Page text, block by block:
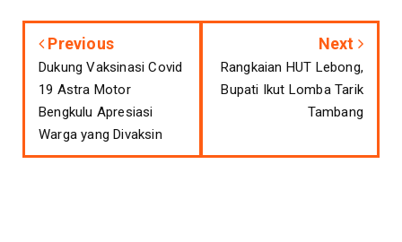
Previous
Dukung Vaksinasi Covid
19 Astra Motor
Bengkulu Apresiasi
Warga yang Divaksin
Next
Rangkaian HUT Lebong,
Bupati Ikut Lomba Tarik
Tambang